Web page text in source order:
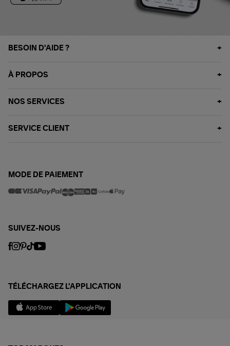
BESOIN D'AIDE ?
À PROPOS
NOS SERVICES
SERVICE CLIENT
MODE DE PAIEMENT
SUIVEZ-NOUS
TÉLÉCHARGEZ L'APPLICATION